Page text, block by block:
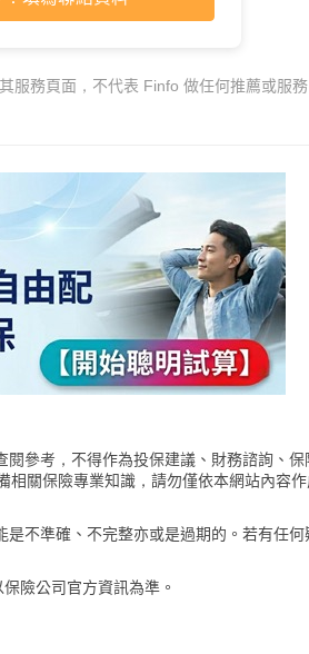
服務頁面，不代表 Finfo 做任何推薦或服務
參考，不得作為投保建議、財務諮詢、保
相關保險專業知識，請勿僅依本網站內容
不準確、不完整亦或是過期的。若有任何
險公司官方資訊為準。